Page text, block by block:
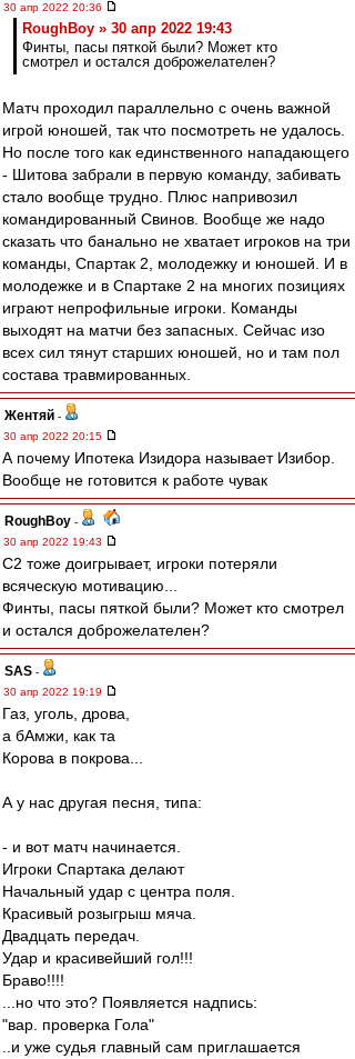
30 апр 2022 20:36
RoughBoy » 30 апр 2022 19:43
Финты, пасы пяткой были? Может кто
смотрел и остался доброжелателен?
Матч проходил параллельно с очень важной
игрой юношей, так что посмотреть не удалось.
Но после того как единственного нападающего
- Шитова забрали в первую команду, забивать
стало вообще трудно. Плюс напривозил
командированный Свинов. Вообще же надо
сказать что банально не хватает игроков на три
команды, Спартак 2, молодежку и юношей. И в
молодежке и в Спартаке 2 на многих позициях
играют непрофильные игроки. Команды
выходят на матчи без запасных. Сейчас изо
всех сил тянут старших юношей, но и там пол
состава травмированных.
Жентяй -
30 апр 2022 20:15
А почему Ипотека Изидора называет Изибор.
Вообще не готовится к работе чувак
RoughBoy -
30 апр 2022 19:43
С2 тоже доигрывает, игроки потеряли
всяческую мотивацию...
Финты, пасы пяткой были? Может кто смотрел
и остался доброжелателен?
SAS -
30 апр 2022 19:19
Газ, уголь, дрова,
а бАмжи, как та
Корова в покрова...
А у нас другая песня, типа:
- и вот матч начинается.
Игроки Спартака делают
Начальный удар с центра поля.
Красивый розыгрыш мяча.
Двадцать передач.
Удар и красивейший гол!!!
Браво!!!!
...но что это? Появляется надпись:
"вар. проверка Гола"
..и уже судья главный сам приглашается